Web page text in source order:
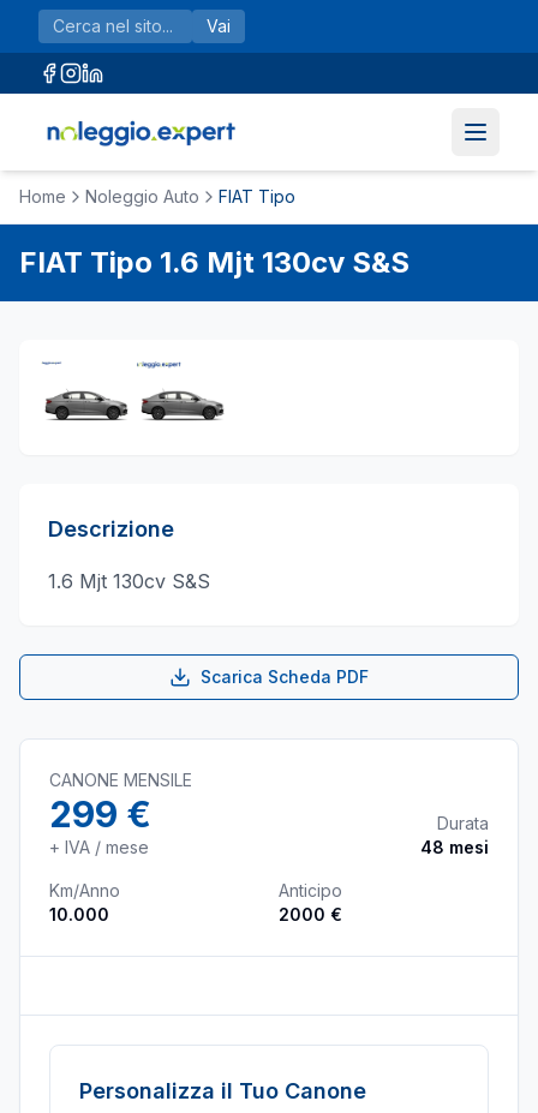
Vai al contenuto principale
Vai
Home Noleggio Auto FIAT Tipo
FIAT Tipo 1.6 Mjt 130cv S&S
Descrizione
1.6 Mjt 130cv S&S
Scarica Scheda PDF
CANONE MENSILE
299 €
+ IVA / mese
Durata
48 mesi
Km/Anno
10.000
Anticipo
2000 €
Personalizza il Tuo Canone